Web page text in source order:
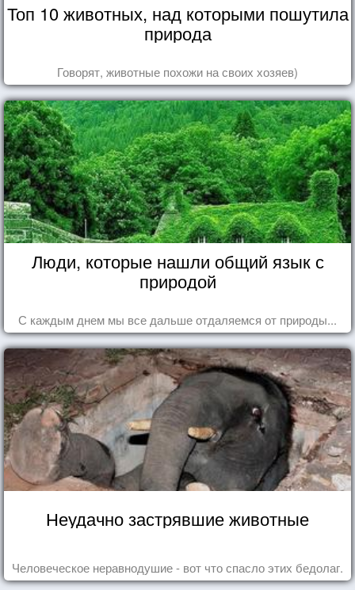
Топ 10 животных, над которыми пошутила
природа
Говорят, животные похожи на своих хозяев)
Люди, которые нашли общий язык с
природой
С каждым днем мы все дальше отдаляемся от природы...
Неудачно застрявшие животные
Человеческое неравнодушие - вот что спасло этих бедолаг.